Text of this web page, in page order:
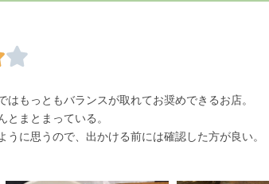
はもっともバランスが取れてお奨めできるお店。
とまとまっている。
うに思うので、出かける前には確認した方が良い。